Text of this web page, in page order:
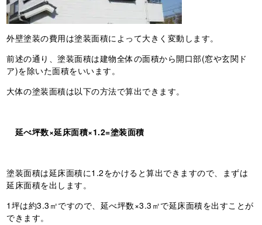
外壁塗装の費用は塗装面積によって大きく変動します。
前述の通り、塗装面積は建物全体の面積から開口部(窓や玄関ド
ア)を除いた面積をいいます。
大体の塗装面積は以下の方法で算出できます。
延べ坪数×延床面積×1.2=塗装面積
塗装面積は延床面積に1.2をかけると算出できますので、まずは
延床面積を出します。
1坪は約3.3㎡ですので、延べ坪数×3.3㎡で延床面積を出すことが
できます。